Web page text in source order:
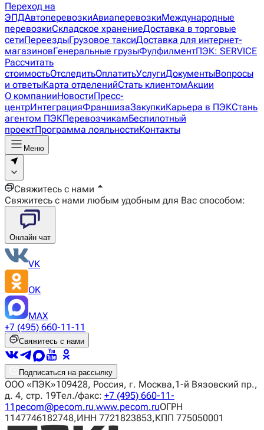
Переход на
ЭПДАвтоперевозкиАвиаперевозкиМеждународные
перевозкиСкладское хранениеДоставка в торговые
сетиПереездыГрузовое таксиДоставка для интернет-
магазиновГенеральные грузыФулфилментПЭК: SERVICE
Рассчитать
стоимостьОтследитьОплатитьУслугиДокументыВопросы
и ответыКарта отделенийСтать клиентомАкции
О компанииНовостиПресс-
центрИнтеграцияФраншизаЗакупкиКарьера в ПЭКСтань
агентом ПЭКПеревозчикамБеспилотный
проектПрограмма лояльностиКонтакты
Меню
Свяжитесь с нами
Свяжитесь с нами любым удобным для Вас способом:
Онлайн чат
VK
OK
MAX
+7 (495) 660-11-11
Свяжитесь с нами
Подписаться на рассылку
ООО «ПЭК»109428, Россия, г. Москва,1-й Вязовский пр.,
д. 4, стр. 19Тел./факс: +7 (495) 660-11-
11 pecom@pecom.ru,www.pecom.ruОГРН
1147746182748,ИНН 7721823853,КПП 775050001